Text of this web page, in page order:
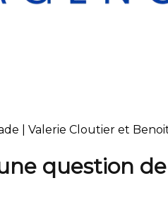
| Valerie Cloutier et
question